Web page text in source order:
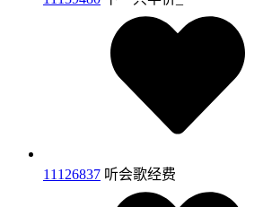
11126837 听会歌经费